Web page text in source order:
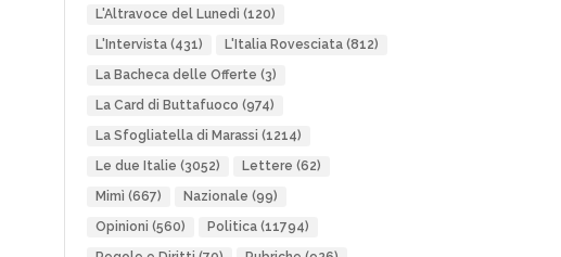
L'Altravoce del Lunedì (120)
L'Intervista(431) L'Italia Rovesciata(812)
La Bacheca delle Offerte (3)
La Card di Buttafuoco (974)
La Sfogliatella di Marassi (1214)
Le due Italie (3052) Lettere (62)
Mimì (667) Nazionale (99)
Opinioni (560) Politica(11794)